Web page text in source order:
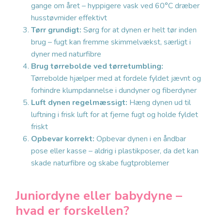
gange om året – hyppigere vask ved 60°C dræber
husstøvmider effektivt
Tørr grundigt: Sørg for at dynen er helt tør inden
brug – fugt kan fremme skimmelvækst, særligt i
dyner med naturfibre
Brug tørrebolde ved tørretumbling:
Tørrebolde hjælper med at fordele fyldet jævnt og
forhindre klumpdannelse i dundyner og fiberdyner
Luft dynen regelmæssigt: Hæng dynen ud til
luftning i frisk luft for at fjerne fugt og holde fyldet
friskt
Opbevar korrekt: Opbevar dynen i en åndbar
pose eller kasse – aldrig i plastikposer, da det kan
skade naturfibre og skabe fugtproblemer
Juniordyne eller babydyne –
hvad er forskellen?